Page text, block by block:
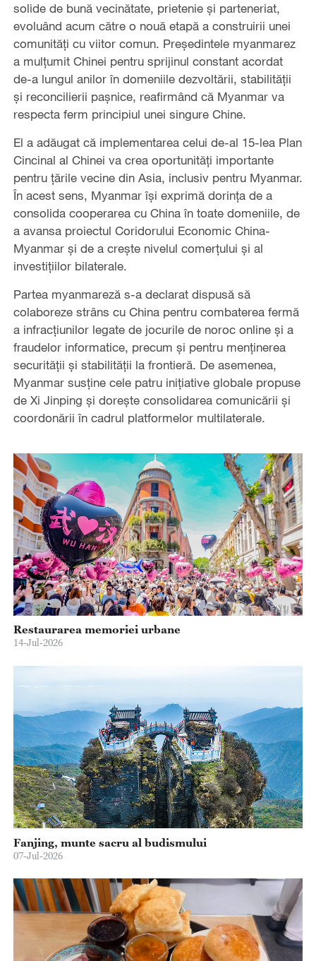
solide de bună vecinătate, prietenie și parteneriat,
evoluând acum către o nouă etapă a construirii unei
comunități cu viitor comun. Președintele myanmarez
a mulțumit Chinei pentru sprijinul constant acordat
de-a lungul anilor în domeniile dezvoltării, stabilității
și reconcilierii pașnice, reafirmând că Myanmar va
respecta ferm principiul unei singure Chine.
El a adăugat că implementarea celui de-al 15-lea Plan
Cincinal al Chinei va crea oportunități importante
pentru țările vecine din Asia, inclusiv pentru Myanmar.
În acest sens, Myanmar își exprimă dorința de a
consolida cooperarea cu China în toate domeniile, de
a avansa proiectul Coridorului Economic China-
Myanmar și de a crește nivelul comerțului și al
investițiilor bilaterale.
Partea myanmareză s-a declarat dispusă să
colaboreze strâns cu China pentru combaterea fermă
a infracțiunilor legate de jocurile de noroc online și a
fraudelor informatice, precum și pentru menținerea
securității și stabilității la frontieră. De asemenea,
Myanmar susține cele patru inițiative globale propuse
de Xi Jinping și dorește consolidarea comunicării și
coordonării în cadrul platformelor multilaterale.
Restaurarea memoriei urbane
14-Jul-2026
Fanjing, munte sacru al budismului
07-Jul-2026